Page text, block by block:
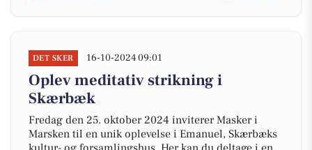
DET SKER 16-10-2024 09:01
Oplev meditativ strikning i
Skærbæk
Fredag den 25. oktober 2024 inviterer Masker i
Marsken til en unik oplevelse i Emanuel, Skærbæks